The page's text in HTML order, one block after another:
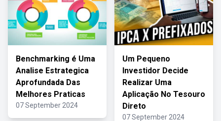
Benchmarking é Uma
Analise Estrategica
Aprofundada Das
Melhores Praticas
07 September 2024
Um Pequeno
Investidor Decide
Realizar Uma
Aplicação No Tesouro
Direto
07 September 2024